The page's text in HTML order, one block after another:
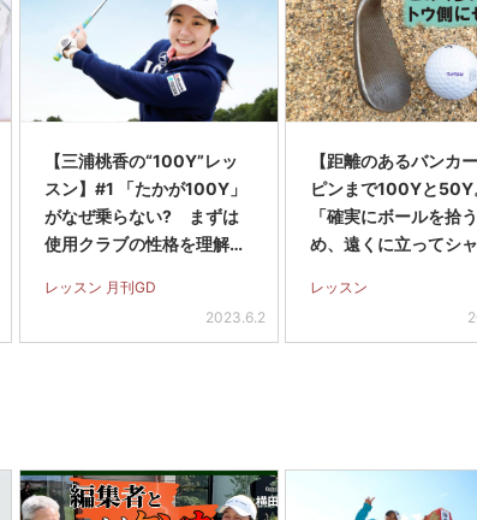
【三浦桃香の“100Y”レッ
スン】#1 「たかが100Y」
がなぜ乗らない? まずは
使用クラブの性格を理解し
レッスン 月刊GD
2023.6.2
【距離のあるバン
ピンまで100Yと50Y
「確実にボールを拾
め、遠くに立ってシ
レッスン